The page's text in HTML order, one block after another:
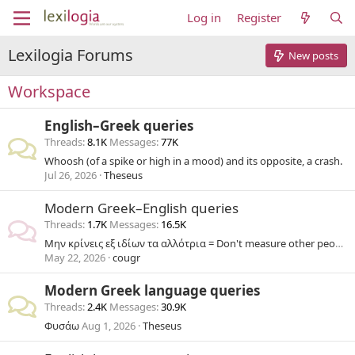
Log in Register
Lexilogia Forums New posts
Workspace
English–Greek queries
Threads 8.1K Messages 77K
Whoosh (of a spike or high in a mood) and its opposite, a crash.
Jul 26, 2026 Theseus
Modern Greek–English queries
Threads 1.7K Messages 16.5K
Μην κρίνεις εξ ιδίων τα αλλότρια = Don't measure other people's corn by your own bushel. Don't judge others by your own standards.
May 22, 2026 cougr
Modern Greek language queries
Threads 2.4K Messages 30.9K
ΦυσάωAug 1, 2026 Theseus